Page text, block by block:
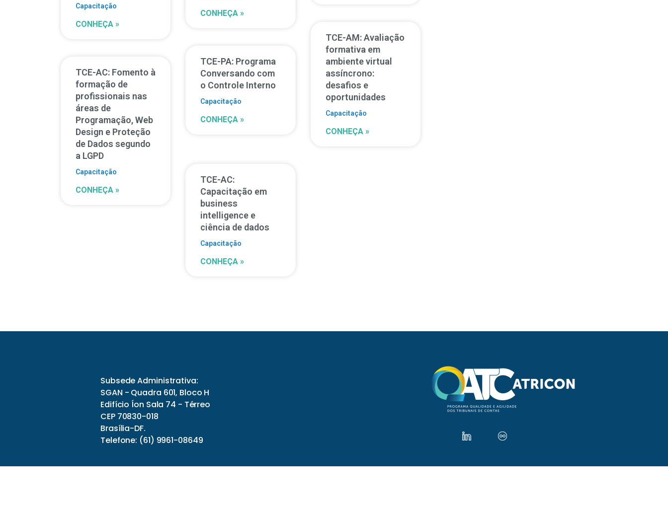
CONHEÇA »
Capacitação
CONHEÇA »
TCE-PA: Programa
Conversando com
o Controle Interno
Capacitação
CONHEÇA »
TCE-AM: Avaliação
formativa em
ambiente virtual
assíncrono:
desafios e
oportunidades
Capacitação
CONHEÇA »
TCE-AC: Fomento à
formação de
profissionais nas
áreas de
Programação, Web
Design e Proteção
de Dados segundo
a LGPD
Capacitação
CONHEÇA »
TCE-AC:
Capacitação em
business
intelligence e
ciência de dados
Capacitação
CONHEÇA »
Subsede Administrativa:
SGAN - Quadra 601, Bloco H
Edifício Íon Sala 74 - Térreo
CEP 70830-018
Brasília-DF.
Telefone: (61) 9961-08649